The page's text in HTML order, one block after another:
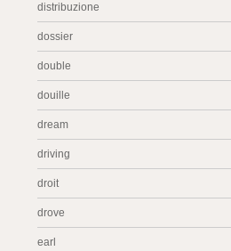
distribuzione
dossier
double
douille
dream
driving
droit
drove
earl